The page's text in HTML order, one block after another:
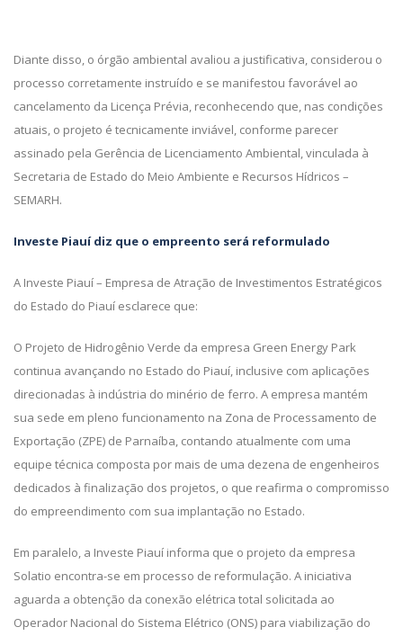
Diante disso, o órgão ambiental avaliou a justificativa, considerou o
processo corretamente instruído e se manifestou favorável ao
cancelamento da Licença Prévia, reconhecendo que, nas condições
atuais, o projeto é tecnicamente inviável, conforme parecer
assinado pela Gerência de Licenciamento Ambiental, vinculada à
Secretaria de Estado do Meio Ambiente e Recursos Hídricos –
SEMARH.
Investe Piauí diz que o empreento será reformulado
A Investe Piauí – Empresa de Atração de Investimentos Estratégicos
do Estado do Piauí esclarece que:
O Projeto de Hidrogênio Verde da empresa Green Energy Park
continua avançando no Estado do Piauí, inclusive com aplicações
direcionadas à indústria do minério de ferro. A empresa mantém
sua sede em pleno funcionamento na Zona de Processamento de
Exportação (ZPE) de Parnaíba, contando atualmente com uma
equipe técnica composta por mais de uma dezena de engenheiros
dedicados à finalização dos projetos, o que reafirma o compromisso
do empreendimento com sua implantação no Estado.
Em paralelo, a Investe Piauí informa que o projeto da empresa
Solatio encontra-se em processo de reformulação. A iniciativa
aguarda a obtenção da conexão elétrica total solicitada ao
Operador Nacional do Sistema Elétrico (ONS) para viabilização do